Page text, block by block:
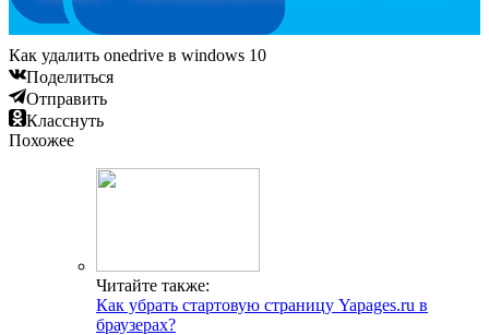
Как удалить onedrive в windows 10
Поделиться
Отправить
Класснуть
Похожее
Читайте также:
Как убрать стартовую страницу Yapages.ru в
браузерах?